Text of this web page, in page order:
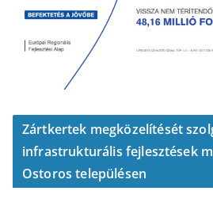
Zártkertek megközelítését
infrastrukturális fejlesztések
Ostoros településen